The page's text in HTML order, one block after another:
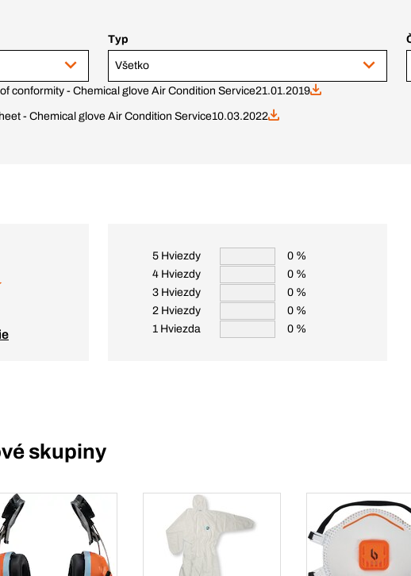
Typ
Všetko
conformity - Chemical glove Air Condition Service21.01.2019
- Chemical glove Air Condition Service10.03.2022
5 Hviezdy
0 %
4 Hviezdy
0 %
3 Hviezdy
0 %
2 Hviezdy
0 %
1 Hviezda
0 %
skupiny